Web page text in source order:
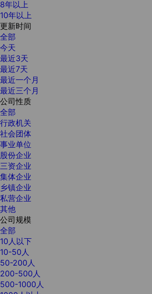
8年以上
10年以上
更新时间
全部
今天
最近3天
最近7天
最近一个月
最近三个月
公司性质
全部
行政机关
社会团体
事业单位
股份企业
三资企业
集体企业
乡镇企业
私营企业
其他
公司规模
全部
10人以下
10-50人
50-200人
200-500人
500-1000人